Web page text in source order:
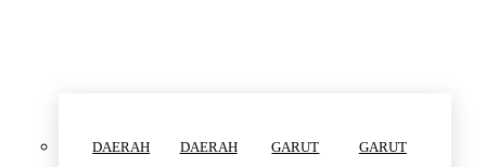
DAERAH DAERAH GARUT GARUT